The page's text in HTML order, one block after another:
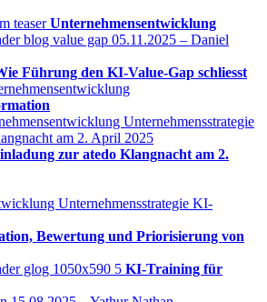
Unternehmensentwicklung
05.11.2025 – Daniel
Führung den KI-Value-Gap schliesst
am 2. April 2025
zur atedo Klangnacht am 2.
KI-
Bewertung und Priorisierung von
KI-Training für